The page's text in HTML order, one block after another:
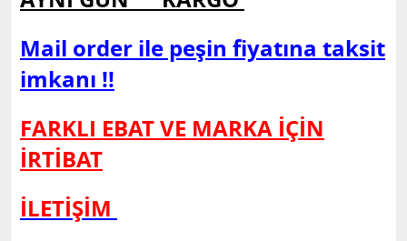
Mail order ile peşin fiyatına taksit
imkanı !!
FARKLI EBAT VE MARKA İÇİN
İRTİBAT
İLETİŞİM